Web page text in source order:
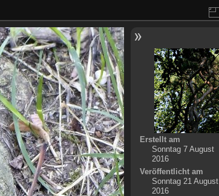
Erstellt am
Sonntag 7 August
2016
Veröffentlicht am
Sonntag 21 August
2016